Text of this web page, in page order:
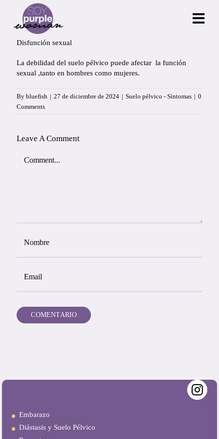
content
Disfunción sexual
La debilidad del suelo pélvico puede afectar la función
sexual ,tanto en hombres como mujeres.
Bybluefish | 27 de diciembre de 2024 | Suelo pélvico - Síntomas | 0
Comments
Leave A Comment
Embarazo
Diástasis y Suelo Pélvico